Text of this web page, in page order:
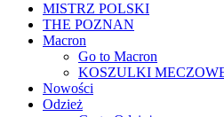
MISTRZ POLSKI
THE POZNAN
Macron
Go to Macron
KOSZULKI
Nowości
Odzież